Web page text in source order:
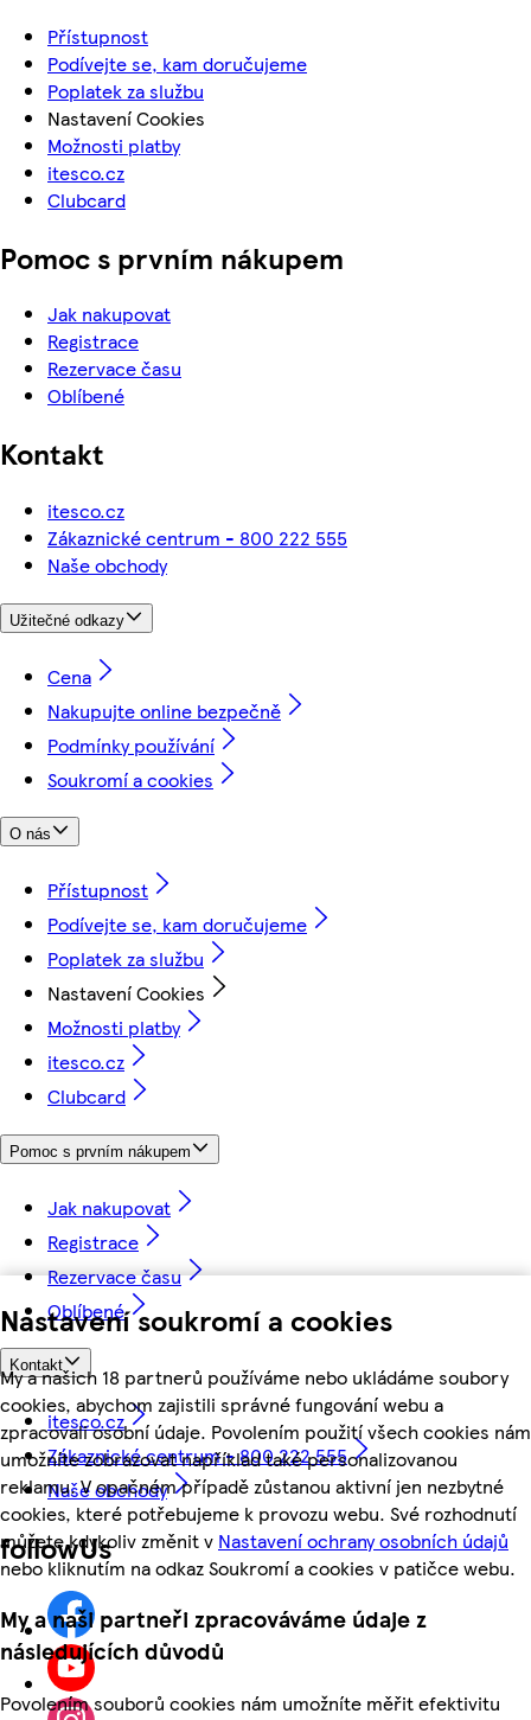
Nastavení soukromí a cookies
My a našich 18 partnerů používáme nebo ukládáme soubory
cookies, abychom zajistili správné fungování webu a
zpracovali osobní údaje. Povolením použití všech cookies nám
umožníte zobrazovat například také personalizovanou
reklamu. V opačném případě zůstanou aktivní jen nezbytné
cookies, které potřebujeme k provozu webu. Své rozhodnutí
můžete kdykoliv změnit v Nastavení ochrany osobních údajů
nebo kliknutím na odkaz Soukromí a cookies v patičce webu.
My a naši partneři zpracováváme údaje z
následujících důvodů
Povolením souborů cookies nám umožníte měřit efektivitu
Přístupnost
Podívejte se, kam doručujeme
Poplatek za službu
Nastavení Cookies
Možnosti platby
itesco.cz
Clubcard
Pomoc s prvním nákupem
Jak nakupovat
Registrace
Rezervace času
Oblíbené
Kontakt
itesco.cz
Zákaznické centrum - 800 222 555
Naše obchody
Užitečné odkazy
Cena
Nakupujte online bezpečně
Podmínky používání
Soukromí a cookies
O nás
Přístupnost
Podívejte se, kam doručujeme
Poplatek za službu
Nastavení Cookies
Možnosti platby
itesco.cz
Clubcard
Pomoc s prvním nákupem
Jak nakupovat
Registrace
Rezervace času
Oblíbené
Kontakt
itesco.cz
Zákaznické centrum - 800 222 555
Naše obchody
followUs